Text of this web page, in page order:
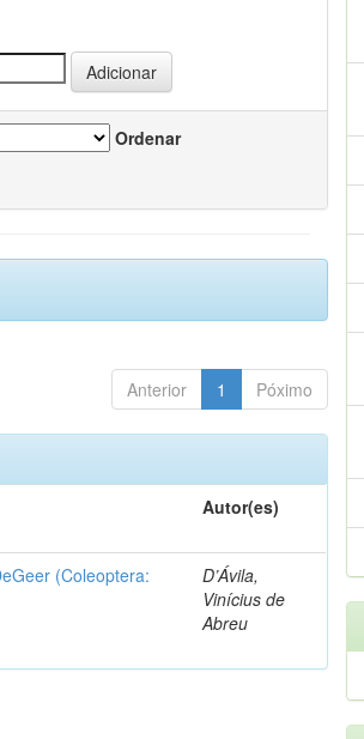
Ordenar
Anterior 1 Póximo
Autor(es)
(Coleoptera:
D’Ávila,
Vinícius de
Abreu